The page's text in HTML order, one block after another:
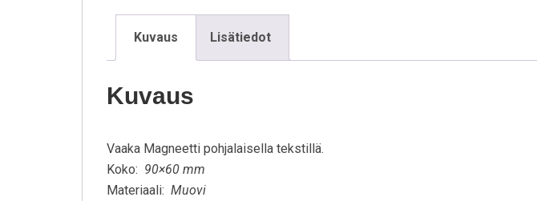
Kuvaus Lisätiedot
Kuvaus
Vaaka Magneetti pohjalaisella tekstillä.
Koko: 90×60 mm
Materiaali: Muovi